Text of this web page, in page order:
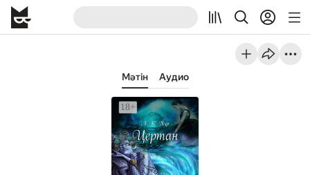
Мәтін Аудио